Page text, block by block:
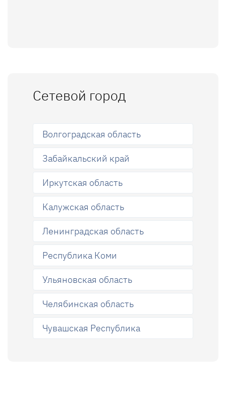
Сетевой город
Волгоградская область
Забайкальский край
Иркутская область
Калужская область
Ленинградская область
Республика Коми
Ульяновская область
Челябинская область
Чувашская Республика